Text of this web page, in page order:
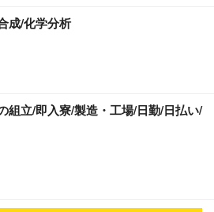
成/化学分析
組立/即入寮/製造・工場/日勤/日払い/